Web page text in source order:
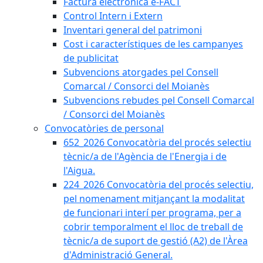
Control Intern i Extern
Inventari general del patrimoni
Cost i característiques de les campanyes
de publicitat
Subvencions atorgades pel Consell
Comarcal / Consorci del Moianès
Subvencions rebudes pel Consell Comarcal
/ Consorci del Moianès
Convocatòries de personal
652_2026 Convocatòria del procés selectiu
tècnic/a de l'Agència de l'Energia i de
l'Aigua.
224_2026 Convocatòria del procés selectiu,
pel nomenament mitjançant la modalitat
de funcionari interí per programa, per a
cobrir temporalment el lloc de treball de
tècnic/a de suport de gestió (A2) de l'Àrea
d'Administració General.